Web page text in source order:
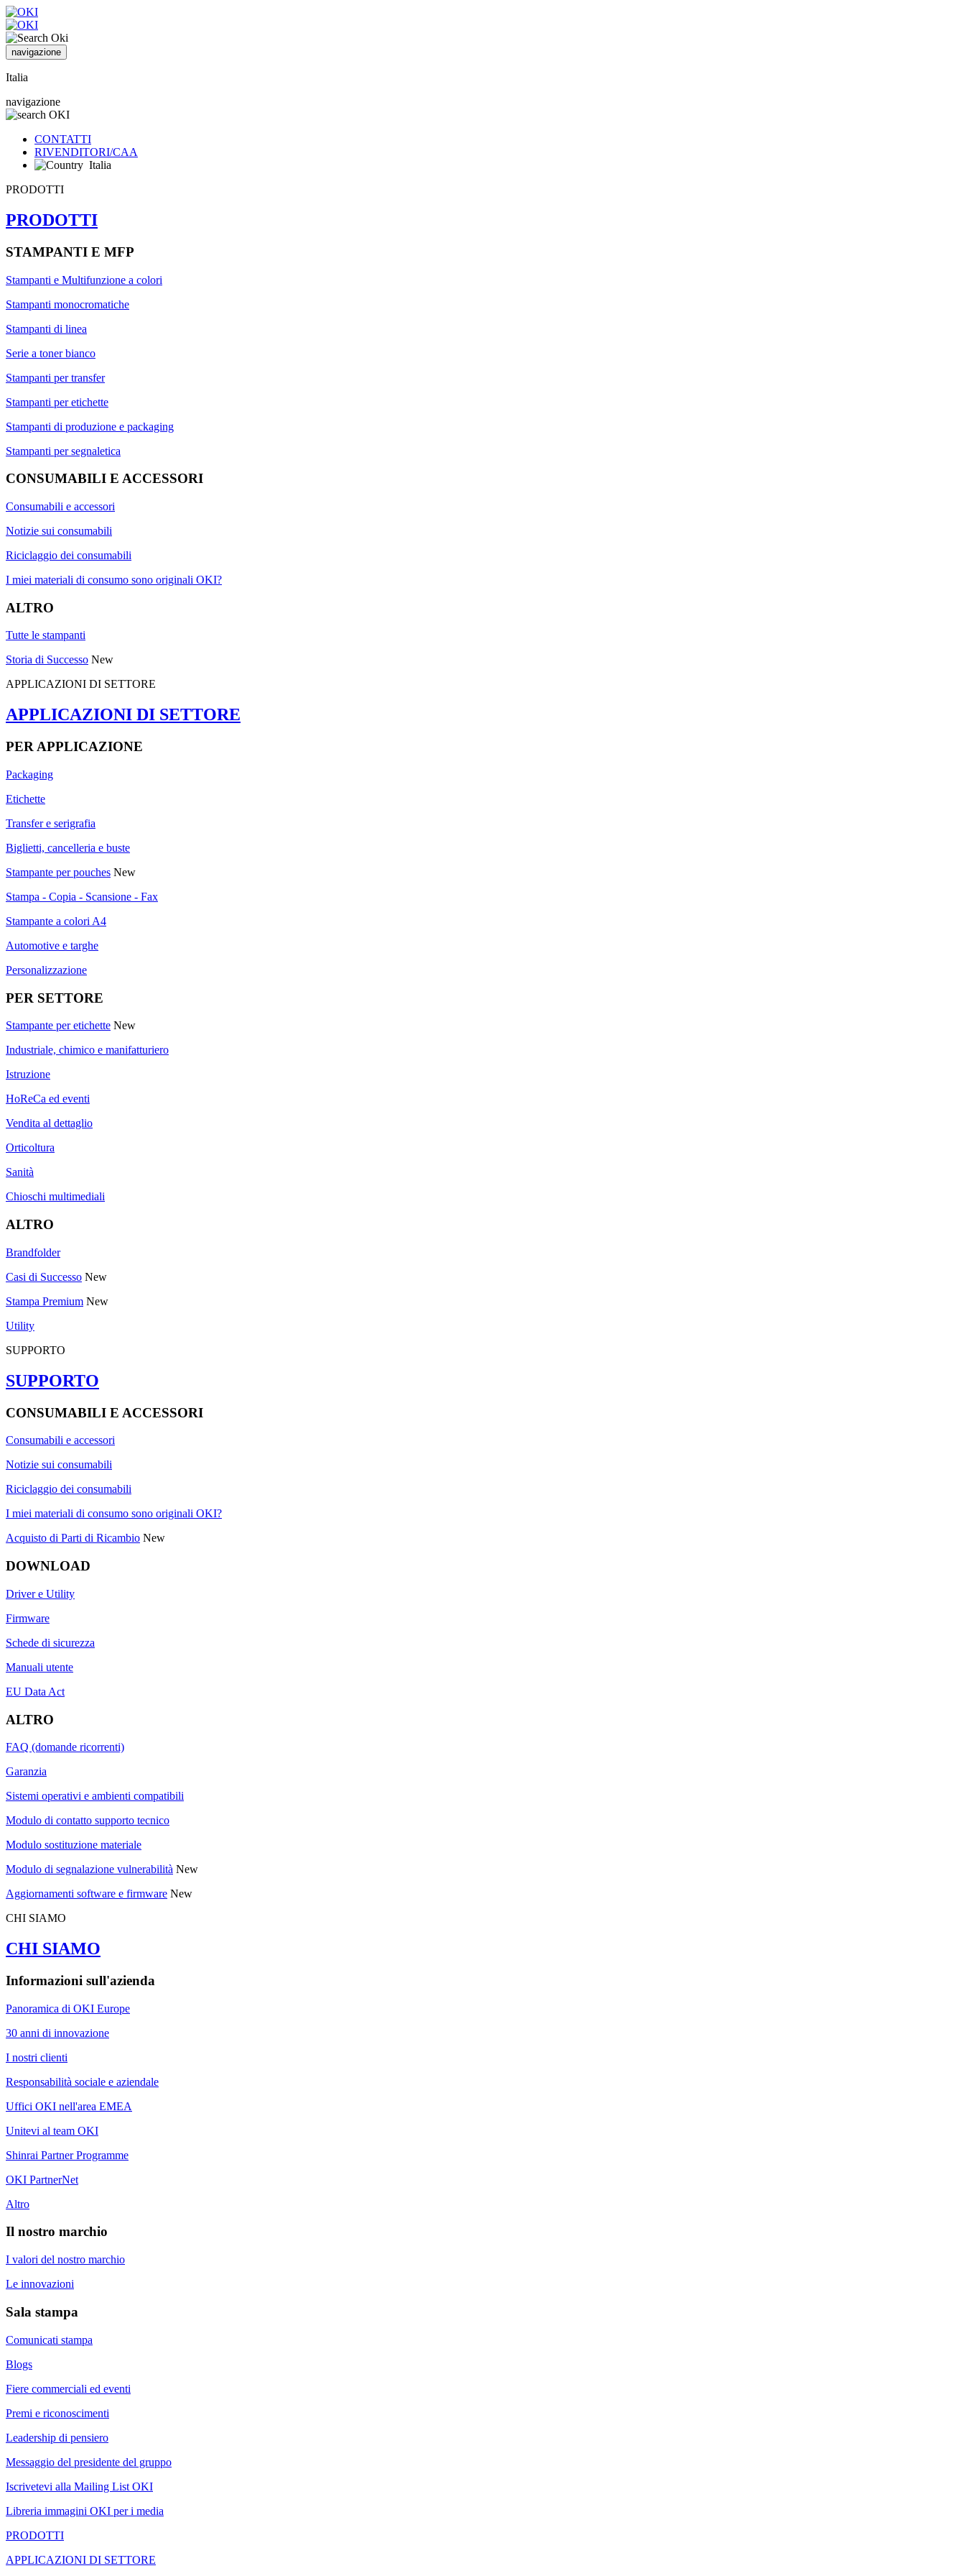
navigazione
Italia
navigazione
CONTATTI
RIVENDITORI/CAA
Italia
PRODOTTI
PRODOTTI
STAMPANTI E MFP
Stampanti e Multifunzione a colori
Stampanti monocromatiche
Stampanti di linea
Serie a toner bianco
Stampanti per transfer
Stampanti per etichette
Stampanti di produzione e packaging
Stampanti per segnaletica
CONSUMABILI E ACCESSORI
Consumabili e accessori
Notizie sui consumabili
Riciclaggio dei consumabili
I miei materiali di consumo sono originali OKI?
ALTRO
Tutte le stampanti
Storia di Successo New
APPLICAZIONI DI SETTORE
APPLICAZIONI DI SETTORE
PER APPLICAZIONE
Packaging
Etichette
Transfer e serigrafia
Biglietti, cancelleria e buste
Stampante per pouches New
Stampa - Copia - Scansione - Fax
Stampante a colori A4
Automotive e targhe
Personalizzazione
PER SETTORE
Stampante per etichette New
Industriale, chimico e manifatturiero
Istruzione
HoReCa ed eventi
Vendita al dettaglio
Orticoltura
Sanità
Chioschi multimediali
ALTRO
Brandfolder
Casi di Successo New
Stampa Premium New
Utility
SUPPORTO
SUPPORTO
CONSUMABILI E ACCESSORI
Consumabili e accessori
Notizie sui consumabili
Riciclaggio dei consumabili
I miei materiali di consumo sono originali OKI?
Acquisto di Parti di Ricambio New
DOWNLOAD
Driver e Utility
Firmware
Schede di sicurezza
Manuali utente
EU Data Act
ALTRO
FAQ (domande ricorrenti)
Garanzia
Sistemi operativi e ambienti compatibili
Modulo di contatto supporto tecnico
Modulo sostituzione materiale
Modulo di segnalazione vulnerabilità New
Aggiornamenti software e firmware New
CHI SIAMO
CHI SIAMO
Informazioni sull'azienda
Panoramica di OKI Europe
30 anni di innovazione
I nostri clienti
Responsabilità sociale e aziendale
Uffici OKI nell'area EMEA
Unitevi al team OKI
Shinrai Partner Programme
OKI PartnerNet
Altro
Il nostro marchio
I valori del nostro marchio
Le innovazioni
Sala stampa
Comunicati stampa
Blogs
Fiere commerciali ed eventi
Premi e riconoscimenti
Leadership di pensiero
Messaggio del presidente del gruppo
Iscrivetevi alla Mailing List OKI
Libreria immagini OKI per i media
PRODOTTI
APPLICAZIONI DI SETTORE